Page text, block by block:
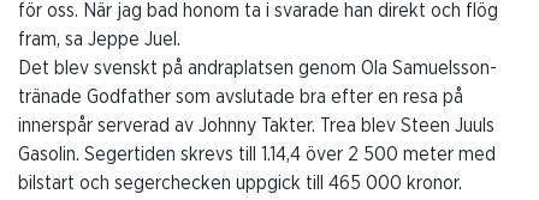
för oss. När jag bad honom ta i svarade han direkt och flög
fram, sa Jeppe Juel.
Det blev svenskt på andraplatsen genom Ola Samuelsson-
tränade Godfather som avslutade bra efter en resa på
innerspår serverad av Johnny Takter. Trea blev Steen Juuls
Gasolin. Segertiden skrevs till 1.14,4 över 2 500 meter med
bilstart och segerchecken uppgick till 465 000 kronor.